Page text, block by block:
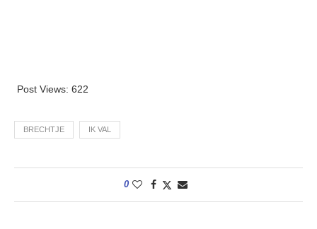
Post Views: 622
BRECHTJE IK VAL
0